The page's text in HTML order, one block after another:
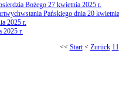
Bożego 27 kwietnia 2025 r.
Pańskiego dnia 20
2025 r.
2025 r.
<< Start< Zurück 11